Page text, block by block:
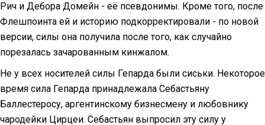
Рич и Дебора Домейн - её псевдонимы. Кроме того, после
Флешпоинта ей и историю подкорректировали - по новой
версии, силы она получила после того, как случайно
порезалась зачарованным кинжалом.
Не у всех носителей силы Гепарда были сиськи. Некоторое
время сила Гепарда принадлежала Себастьяну
Баллестеросу, аргентинскому бизнесмену и любовнику
чародейки Цирцеи. Себастьян выпросил эту силу у